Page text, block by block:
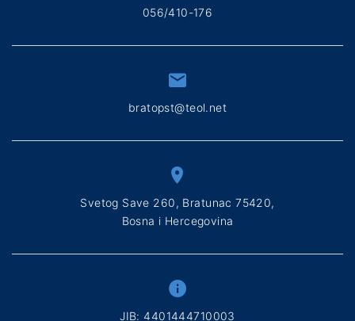
056/410-176
bratopst@teol.net
Svetog Save 260, Bratunac 75420,
Bosna i Hercegovina
ЈIB: 4401444710003